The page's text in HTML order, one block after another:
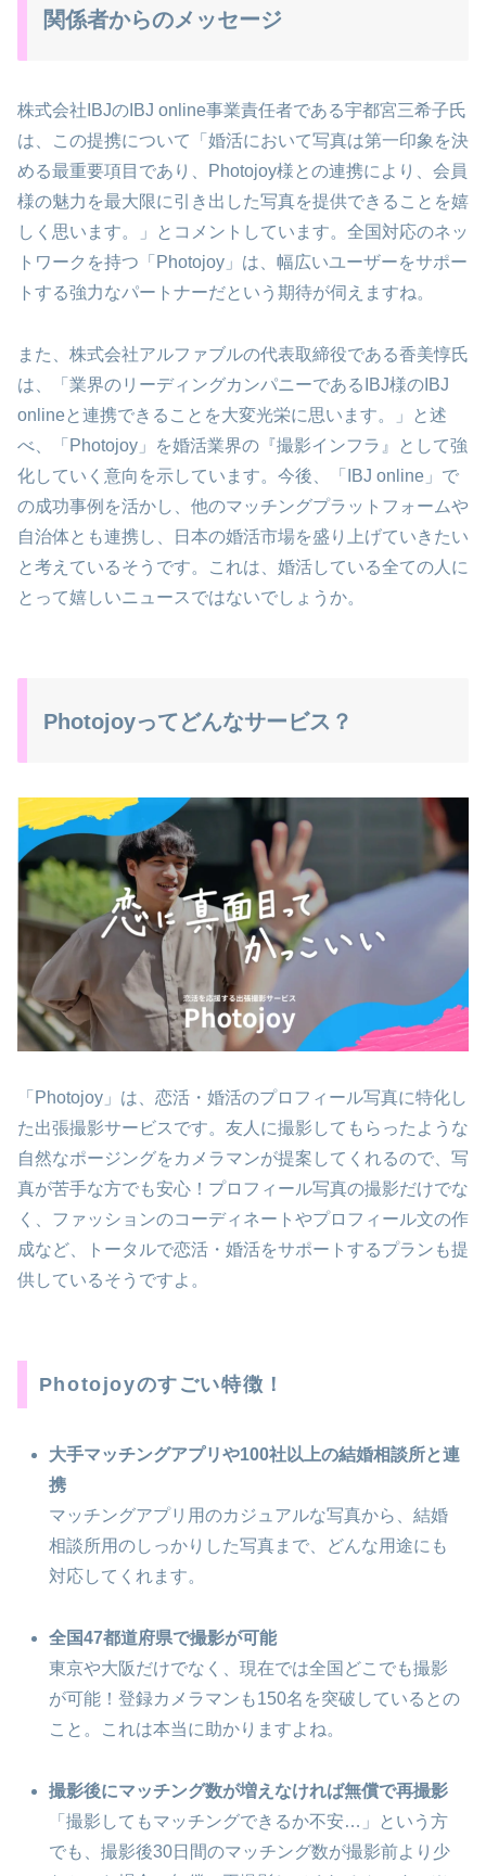
関係者からのメッセージ
株式会社IBJのIBJ online事業責任者である宇都宮三希子氏
は、この提携について「婚活において写真は第一印象を決
める最重要項目であり、Photojoy様との連携により、会員
様の魅力を最大限に引き出した写真を提供できることを嬉
しく思います。」とコメントしています。全国対応のネッ
トワークを持つ「Photojoy」は、幅広いユーザーをサポー
トする強力なパートナーだという期待が伺えますね。
また、株式会社アルファブルの代表取締役である香美惇氏
は、「業界のリーディングカンパニーであるIBJ様のIBJ
onlineと連携できることを大変光栄に思います。」と述
べ、「Photojoy」を婚活業界の『撮影インフラ』として強
化していく意向を示しています。今後、「IBJ online」で
の成功事例を活かし、他のマッチングプラットフォームや
自治体とも連携し、日本の婚活市場を盛り上げていきたい
と考えているそうです。これは、婚活している全ての人に
とって嬉しいニュースではないでしょうか。
Photojoyってどんなサービス？
「Photojoy」は、恋活・婚活のプロフィール写真に特化し
た出張撮影サービスです。友人に撮影してもらったような
自然なポージングをカメラマンが提案してくれるので、写
真が苦手な方でも安心！プロフィール写真の撮影だけでな
く、ファッションのコーディネートやプロフィール文の作
成など、トータルで恋活・婚活をサポートするプランも提
供しているそうですよ。
Photojoyのすごい特徴！
大手マッチングアプリや100社以上の結婚相談所と連
携
マッチングアプリ用のカジュアルな写真から、結婚
相談所用のしっかりした写真まで、どんな用途にも
対応してくれます。
全国47都道府県で撮影が可能
東京や大阪だけでなく、現在では全国どこでも撮影
が可能！登録カメラマンも150名を突破しているとの
こと。これは本当に助かりますよね。
撮影後にマッチング数が増えなければ無償で再撮影
「撮影してもマッチングできるか不安…」という方
でも、撮影後30日間のマッチング数が撮影前より少